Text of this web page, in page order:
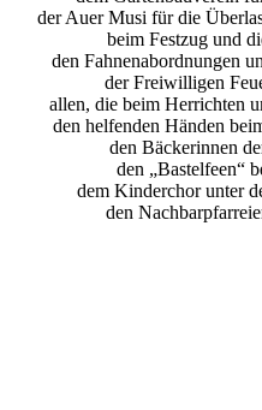
der Auer Musi für die
beim Festzug und
den Fahnenabordnungen
der Freiwilligen
allen, die beim Herrichten
den helfenden Händen
den Bäckerinnen
den „Bastelfeen“
dem Kinderchor unter
den